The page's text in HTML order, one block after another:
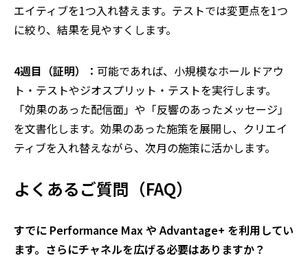
エイティブを1つ入れ替えます。テストでは変更点を1つ
に絞り、結果を見やすくします。
4週目（証明）： 可能であれば、小規模なホールドアウ
ト・テストやジオスプリット・テストを実行します。
「効果のあった配信面」や「反響のあったメッセージ」
を文書化します。効果のあった施策を展開し、クリエイ
ティブを入れ替えながら、次月の施策に活かします。
よくあるご質問（FAQ）
すでに Performance Max や Advantage+ を利用してい
ます。さらにチャネルを広げる必要はありますか？